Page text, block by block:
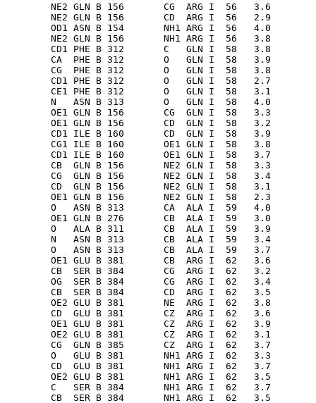
NE2 GLN B 156       CG  ARG I  56   3.6
NE2 GLN B 156       CD  ARG I  56   2.9
OD1 ASN B 154       NH1 ARG I  56   4.0
NE2 GLN B 156       NH1 ARG I  56   3.8
CD1 PHE B 312       C   GLN I  58   3.8
CA  PHE B 312       O   GLN I  58   3.9
CG  PHE B 312       O   GLN I  58   3.8
CD1 PHE B 312       O   GLN I  58   2.7
CE1 PHE B 312       O   GLN I  58   3.1
N   ASN B 313       O   GLN I  58   4.0
OE1 GLN B 156       CG  GLN I  58   3.3
OE1 GLN B 156       CD  GLN I  58   3.2
CD1 ILE B 160       CD  GLN I  58   3.9
CG1 ILE B 160       OE1 GLN I  58   3.8
CD1 ILE B 160       OE1 GLN I  58   3.7
CB  GLN B 156       NE2 GLN I  58   3.3
CG  GLN B 156       NE2 GLN I  58   3.4
CD  GLN B 156       NE2 GLN I  58   3.1
OE1 GLN B 156       NE2 GLN I  58   2.3
O   ASN B 313       CA  ALA I  59   4.0
OE1 GLN B 276       CB  ALA I  59   3.0
O   ALA B 311       CB  ALA I  59   3.9
N   ASN B 313       CB  ALA I  59   3.4
O   ASN B 313       CB  ALA I  59   3.7
OE1 GLU B 381       CB  ARG I  62   3.6
CB  SER B 384       CG  ARG I  62   3.2
OG  SER B 384       CG  ARG I  62   3.4
CB  SER B 384       CD  ARG I  62   3.5
OE2 GLU B 381       NE  ARG I  62   3.8
CD  GLU B 381       CZ  ARG I  62   3.6
OE1 GLU B 381       CZ  ARG I  62   3.9
OE2 GLU B 381       CZ  ARG I  62   3.1
CG  GLN B 385       CZ  ARG I  62   3.7
O   GLU B 381       NH1 ARG I  62   3.3
CD  GLU B 381       NH1 ARG I  62   3.7
OE2 GLU B 381       NH1 ARG I  62   3.5
C   SER B 384       NH1 ARG I  62   3.7
CB  SER B 384       NH1 ARG I  62   3.5